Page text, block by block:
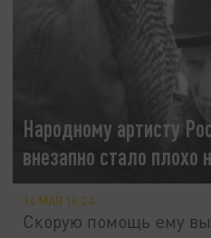
Народному артисту
внезапно стало плохо
14 МАЯ 16:24
Скорую помощь ему